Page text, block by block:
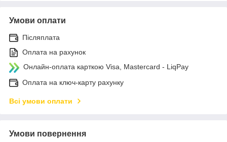
Умови оплати
Післяплата
Оплата на рахунок
Онлайн-оплата карткою Visa, Mastercard - LiqPay
Оплата на ключ-карту рахунку
Всі умови оплати
Умови повернення